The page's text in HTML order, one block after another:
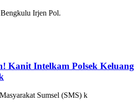
Irjen Pol.
Kanit Intelkam Polsek Keluang
Sumsel (SMS) k